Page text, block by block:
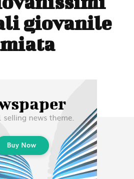
giovanile